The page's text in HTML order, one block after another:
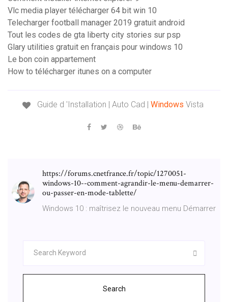
Vlc media player télécharger 64 bit win 10
Telecharger football manager 2019 gratuit android
Tout les codes de gta liberty city stories sur psp
Glary utilities gratuit en français pour windows 10
Le bon coin appartement
How to télécharger itunes on a computer
Guide d 'Installation | Auto Cad | Windows Vista
https://forums.cnetfrance.fr/topic/1270051-
windows-10--comment-agrandir-le-menu-demarrer-
ou-passer-en-mode-tablette/
Windows 10 : maîtrisez le nouveau menu Démarrer
Search